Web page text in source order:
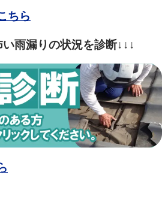
ちら
雨漏りの状況を診断↓↓↓